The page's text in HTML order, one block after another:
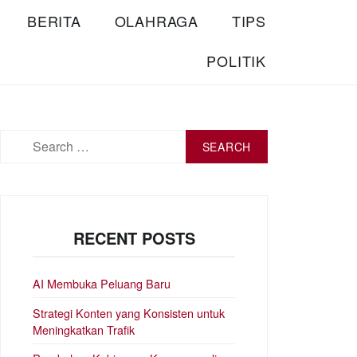
BERITA OLAHRAGA
TIPS
POLITIK
RECENT POSTS
AI Membuka Peluang Baru
Strategi Konten yang Konsisten untuk
Meningkatkan Trafik